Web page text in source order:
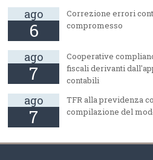
ago
6
Correzione errori
compromesso
ago
7
Cooperative
fiscali derivanti
contabili
ago
7
TFR alla previdenza
compilazione del